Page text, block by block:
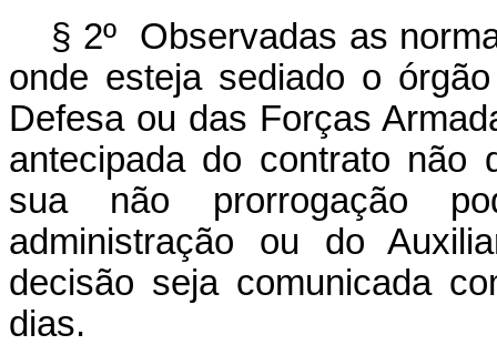
§ 2º Observadas as
onde esteja sediado o
Defesa ou das Forças
antecipada do contrato não
sua não prorrogação
administração ou do
decisão seja comunicada
dias.